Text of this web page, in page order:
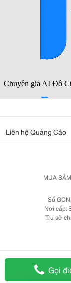
Gọi
Liên hệ Quảng Cáo
MUA
Số
Nơi cấp:
Trụ sở